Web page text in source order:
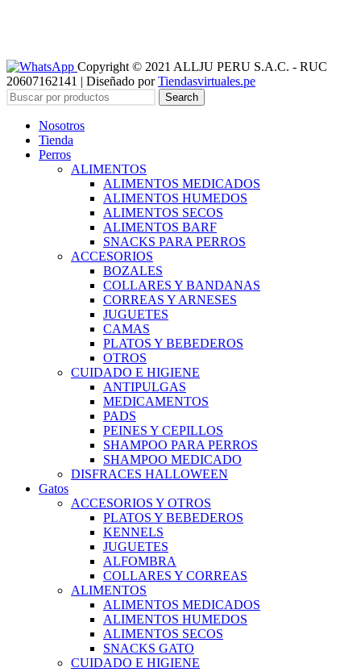
Copyright © 2021 ALLJU PERU S.A.C. - RUC
20607162141 | Diseñado porTiendasvirtuales.pe
Search
Nosotros
Tienda
Perros
ALIMENTOS
ALIMENTOS MEDICADOS
ALIMENTOS HUMEDOS
ALIMENTOS SECOS
ALIMENTOS BARF
SNACKS PARA PERROS
ACCESORIOS
BOZALES
COLLARES Y BANDANAS
CORREAS Y ARNESES
JUGUETES
CAMAS
PLATOS Y BEBEDEROS
OTROS
CUIDADO E HIGIENE
ANTIPULGAS
MEDICAMENTOS
PADS
PEINES Y CEPILLOS
SHAMPOO PARA PERROS
SHAMPOO MEDICADO
DISFRACES HALLOWEEN
Gatos
ACCESORIOS Y OTROS
PLATOS Y BEBEDEROS
KENNELS
JUGUETES
ALFOMBRA
COLLARES Y CORREAS
ALIMENTOS
ALIMENTOS MEDICADOS
ALIMENTOS HUMEDOS
ALIMENTOS SECOS
SNACKS GATO
CUIDADO E HIGIENE